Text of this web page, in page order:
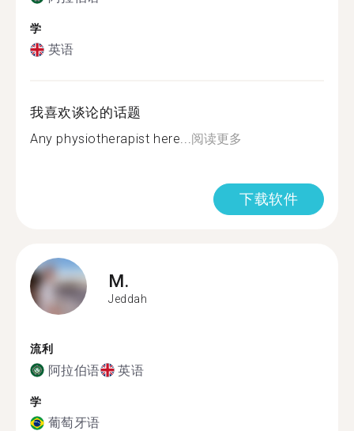
学
英语
我喜欢谈论的话题
Any physiotherapist here...阅读更多
下载软件
M.
Jeddah
流利
阿拉伯语 英语
学
葡萄牙语